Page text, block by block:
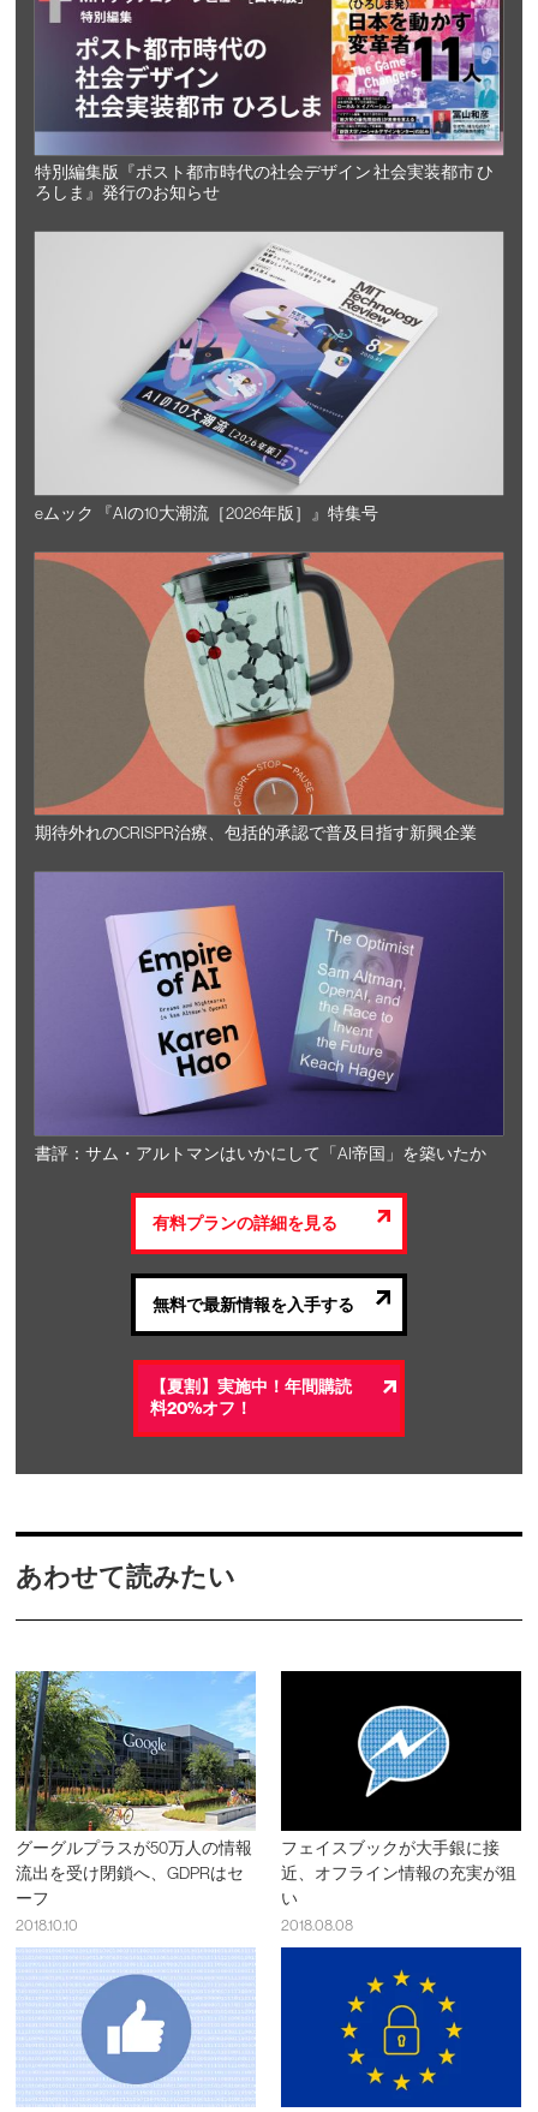
特別編集版『ポスト都市時代の社会デザイン 社会実装都市 ひ
ろしま』発行のお知らせ
eムック 『AIの10大潮流［2026年版］』特集号
期待外れのCRISPR治療、包括的承認で普及目指す新興企業
書評：サム・アルトマンはいかにして「AI帝国」を築いたか
有料プランの詳細を見る
無料で最新情報を入手する
【夏割】実施中！年間購読
料20%オフ！
あわせて読みたい
グーグルプラスが50万人の情報
流出を受け閉鎖へ、GDPRはセ
ーフ
2018.10.10
フェイスブックが大手銀に接
近、オフライン情報の充実が狙
い
2018.08.08